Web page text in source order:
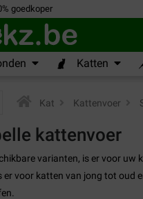
goedkoper
Katten
Kat Kattenvoer
kattenvoer
varianten, is er voor uw
er voor katten van jong tot oud